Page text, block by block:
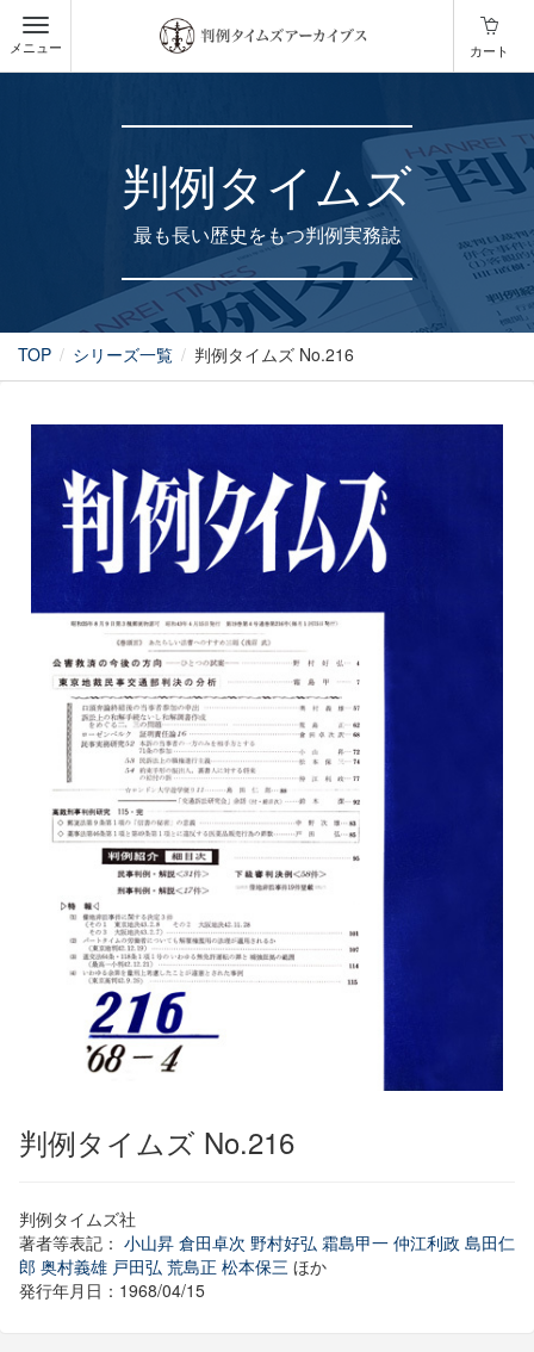
メニュー カート
判例タイムズ
最も長い歴史をもつ判例実務誌
TOP シリーズ一覧 判例タイムズ No.216
判例タイムズ No.216
判例タイムズ社
著者等表記： 小山昇 倉田卓次 野村好弘 霜島甲一 仲江利政 島田仁
郎 奥村義雄 戸田弘 荒島正 松本保三 ほか
発行年月日：1968/04/15